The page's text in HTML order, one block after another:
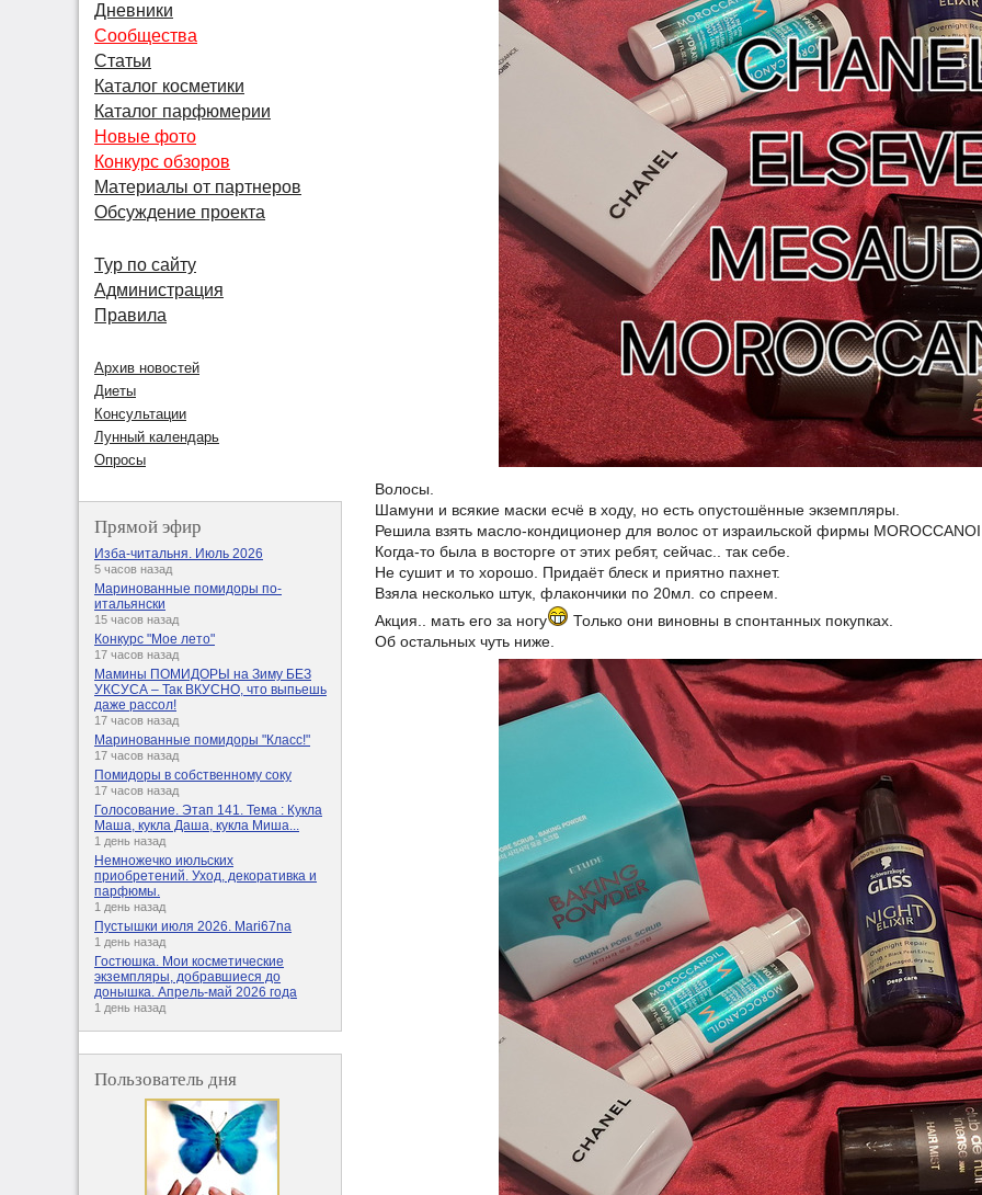
Волосы.
Шамуни и всякие маски есчё в ходу, но есть опустошённые экземпляры.
Решила взять масло-кондиционер для волос от израильской фирмы
Когда-то была в восторге от этих ребят, сейчас.. так себе.
Не сушит и то хорошо. Придаёт блеск и приятно пахнет.
Взяла несколько штук, флакончики по 20мл. со спреем.
Акция.. мать его за ногу
Только они виновны в спонтанных покупках.
Об остальных чуть ниже.
Дневники
Сообщества
Статьи
Каталог косметики
Каталог парфюмерии
Новые фото
Конкурс обзоров
Материалы от партнеров
Обсуждение проекта
Тур по сайту
Администрация
Правила
Архив новостей
Диеты
Консультации
Лунный календарь
Опросы
Прямой эфир
Изба-читальня. Июль 2026
5 часов назад
Маринованные помидоры по-
итальянски
15 часов назад
Конкурс "Мое лето"
17 часов назад
Мамины ПОМИДОРЫ на Зиму БЕЗ
УКСУСА – Так ВКУСНО, что выпьешь
даже рассол!
17 часов назад
Маринованные помидоры "Класс!"
17 часов назад
Помидоры в собственному соку
17 часов назад
Голосование. Этап 141. Тема : Кукла
Маша, кукла Даша, кукла Миша...
1 день назад
Немножечко июльских
приобретений. Уход, декоративка и
парфюмы.
1 день назад
Пустышки июля 2026. Mari67na
1 день назад
Гостюшка. Мои косметические
экземпляры, добравшиеся до
донышка. Апрель-май 2026 года
1 день назад
Пользователь дня